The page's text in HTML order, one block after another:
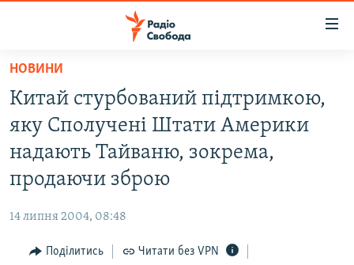
Перейти
основного
матеріалу
Перейти
до
основної
Перейти
пошуку
РАДІО СВОБОДА – 70 РОКІВ
СТАТТІ
КУЛЬТУРА
ДОНБАС.РЕАЛІЇ
КРИМ.РЕАЛІЇ
НОВИНИ
Китай стурбований підтримкою,
яку Сполучені Штати Америки
надають Тайваню, зокрема,
продаючи зброю
14 липня 2004, 08:48
Поділитись Читати без VPN